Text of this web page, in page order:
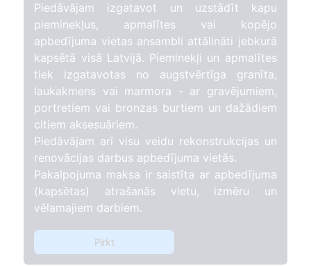
Piedāvājam izgatavot un uzstādīt kapu
pieminekļus, apmalītes vai kopējo
apbedījuma vietas ansambli attālināti jebkurā
kapsētā visā Latvijā. Pieminekļi un apmalītes
tiek izgatavotas no augstvērtīga granīta,
laukakmens vai marmora - ar gravējumiem,
portretiem vai bronzas burtiem un dažādiem
citiem aksesuāriem.
Piedāvājam arī visu veidu rekonstrukcijas un
renovācijas darbus apbedījuma vietās.
Pakalpojuma maksa ir saistīta ar apbedījuma
(kapsētas) atrašanās vietu, izmēru un
vēlamajiem darbiem.
Pirkt